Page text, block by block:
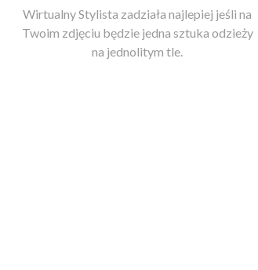
Wirtualny Stylista zadziała najlepiej jeśli na
Twoim zdjęciu będzie jedna sztuka odzieży
na jednolitym tle.